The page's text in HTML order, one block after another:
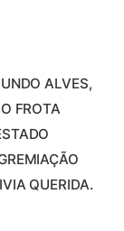
ALVES,
FROTA
QUERIDA.